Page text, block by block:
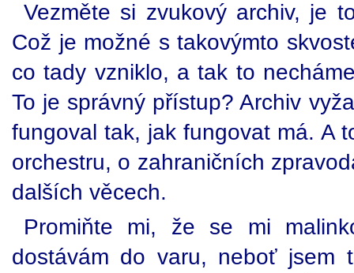
Vezměte si zvukový archiv, je
Což je možné s takovýmto
co tady vzniklo, a tak to
To je správný přístup? Archiv
fungoval tak, jak fungovat má. A
orchestru, o zahraničních
dalších věcech.
Promiňte mi, že se mi
dostávám do varu, neboť jsem